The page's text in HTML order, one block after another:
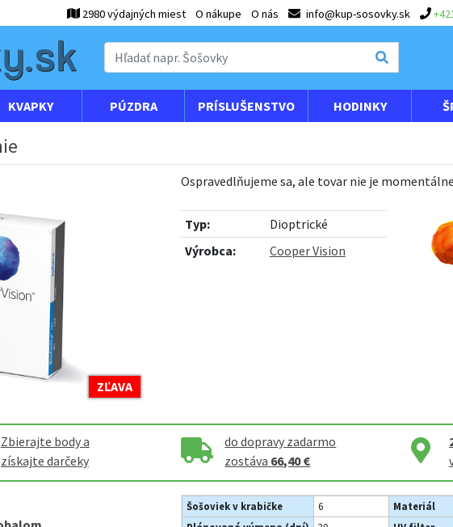
2980 výdajných miest O nákupe O nás info@kup-sosovky.sk
KVAPKY PÚZDRA PRÍSLUŠENSTVO HODINKY
ZĽAVA
Ospravedlňujeme sa, ale tovar nie je
Typ:
Dioptrické
Výrobca:
Cooper Vision
Zbierajte body a
získajte darčeky
do dopravy zadarmo
zostáva 66,40 €
Šošoviek v krabičke 6 Materiál